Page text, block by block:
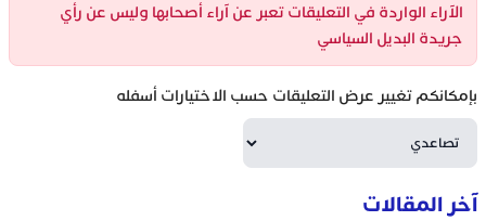
الآراء الواردة في التعليقات تعبر عن آراء أصحابها وليس عن رأي
جريدة البديل السياسي
بإمكانكم تغيير عرض التعليقات حسب الاختيارات أسفله
آخر المقالات